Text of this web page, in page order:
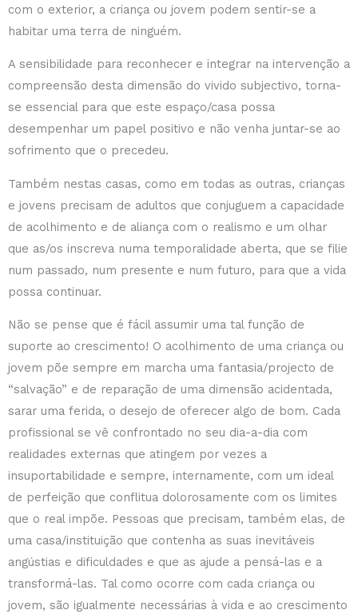
com o exterior, a criança ou jovem podem sentir-se a
habitar uma terra de ninguém.
A sensibilidade para reconhecer e integrar na intervenção a
compreensão desta dimensão do vivido subjectivo, torna-
se essencial para que este espaço/casa possa
desempenhar um papel positivo e não venha juntar-se ao
sofrimento que o precedeu.
Também nestas casas, como em todas as outras, crianças
e jovens precisam de adultos que conjuguem a capacidade
de acolhimento e de aliança com o realismo e um olhar
que as/os inscreva numa temporalidade aberta, que se filie
num passado, num presente e num futuro, para que a vida
possa continuar.
Não se pense que é fácil assumir uma tal função de
suporte ao crescimento! O acolhimento de uma criança ou
jovem põe sempre em marcha uma fantasia/projecto de
“salvação” e de reparação de uma dimensão acidentada,
sarar uma ferida, o desejo de oferecer algo de bom. Cada
profissional se vê confrontado no seu dia-a-dia com
realidades externas que atingem por vezes a
insuportabilidade e sempre, internamente, com um ideal
de perfeição que conflitua dolorosamente com os limites
que o real impõe. Pessoas que precisam, também elas, de
uma casa/instituição que contenha as suas inevitáveis
angústias e dificuldades e que as ajude a pensá-las e a
transformá-las. Tal como ocorre com cada criança ou
jovem, são igualmente necessárias à vida e ao crescimento